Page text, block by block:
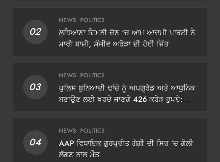
02
NEWS POLITICS
ਲੁਧਿਆਣਾ ਜ਼ਿਮਨੀ ਚੋਣ ‘ਚ ਆਮ ਆਦਮੀ ਪਾਰਟੀ ਨੇ
ਮਾਰੀ ਬਾਜ਼ੀ, ਸੰਜੀਵ ਅਰੋੜਾ ਦੀ ਹੋਈ ਜਿੱਤ
03
NEWS POLITICS
ਪੁਲਿਸ ਬੁਨਿਆਦੀ ਢਾਂਚੇ ਨੂੰ ਅਪਗ੍ਰੇਡ ਅਤੇ ਆਧੁਨਿਕ
ਬਣਾਉਣ ਲਈ ਖਰਚੇ ਜਾਣਗੇ 426 ਕਰੋੜ ਰੁਪਏ:
04
NEWS POLITICS
AAP ਵਿਧਾਇਕ ਗੁਰਪ੍ਰੀਤ ਗੋਗੀ ਦੀ ਸਿਰ ‘ਚ ਗੋਲ਼ੀ
ਲੱਗਣ ਨਾਲ ਮੌਤ